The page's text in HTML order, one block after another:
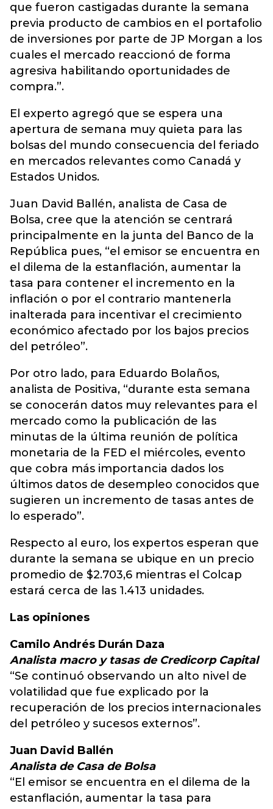
que fueron castigadas durante la semana
previa producto de cambios en el portafolio
de inversiones por parte de JP Morgan a los
cuales el mercado reaccionó de forma
agresiva habilitando oportunidades de
compra.”.
El experto agregó que se espera una
apertura de semana muy quieta para las
bolsas del mundo consecuencia del feriado
en mercados relevantes como Canadá y
Estados Unidos.
Juan David Ballén, analista de Casa de
Bolsa, cree que la atención se centrará
principalmente en la junta del Banco de la
República pues, “el emisor se encuentra en
el dilema de la estanflación, aumentar la
tasa para contener el incremento en la
inflación o por el contrario mantenerla
inalterada para incentivar el crecimiento
económico afectado por los bajos precios
del petróleo”.
Por otro lado, para Eduardo Bolaños,
analista de Positiva, “durante esta semana
se conocerán datos muy relevantes para el
mercado como la publicación de las
minutas de la última reunión de política
monetaria de la FED el miércoles, evento
que cobra más importancia dados los
últimos datos de desempleo conocidos que
sugieren un incremento de tasas antes de
lo esperado”.
Respecto al euro, los expertos esperan que
durante la semana se ubique en un precio
promedio de $2.703,6 mientras el Colcap
estará cerca de las 1.413 unidades.
Las opiniones
Camilo Andrés Durán Daza
Analista macro y tasas de Credicorp Capital
“Se continuó observando un alto nivel de
volatilidad que fue explicado por la
recuperación de los precios internacionales
del petróleo y sucesos externos”.
Juan David Ballén
Analista de Casa de Bolsa
“El emisor se encuentra en el dilema de la
estanflación, aumentar la tasa para